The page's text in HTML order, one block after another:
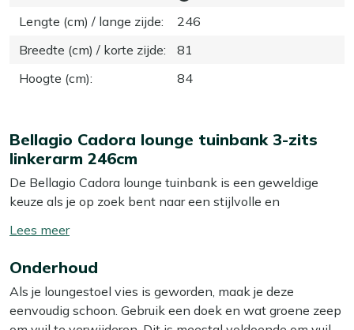
Lengte (cm) / lange zijde:
246
Breedte (cm) / korte zijde:
81
Hoogte (cm): 84
Bellagio Cadora lounge tuinbank 3-zits
linkerarm 246cm
De Bellagio Cadora lounge tuinbank is een geweldige
keuze als je op zoek bent naar een stijlvolle en
een chique grijs-antraciete kleur biedt niet alleen
echte blikvanger. Dankzij het aluminium frame hoef je je
geen zorgen te maken over roest, en het onderhoud is
minimaal. De inlay van teak geeft een warme uitstraling
Toon/verberg
meer
Onderhoud
Als je loungestoel vies is geworden, maak je deze
eenvoudig schoon. Gebruik een doek en wat groene zeep